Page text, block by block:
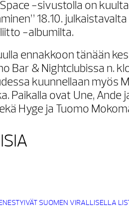
-sivustolla on
18.10.
-albumilta.
ennakkoon tänään
Bar & Nightclubissa n.
kuunnellaan myös
Paikalla ovat Une, Ande
Hyge ja Tuomo
SUOMEN VIRALLISELLA